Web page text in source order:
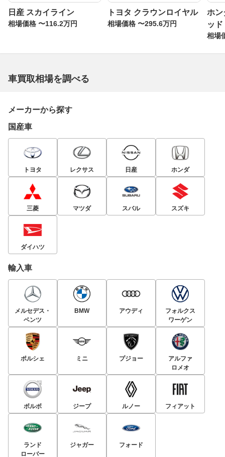
日産 スカイライン
相場価格 〜116.2万円
トヨタ クラウンロイヤル
相場価格 〜295.6万円
ホン
ッド
相場
車買取相場を調べる
メーカーから探す
国産車
トヨタ レクサス 日産 ホンダ
三菱 マツダ スバル スズキ
ダイハツ
輸入車
メルセデス・
ベンツ
BMW アウディ
フォルクス
ワーゲン
ポルシェ ミニ プジョー
アルファ
ロメオ
ボルボ ジープ ルノー フィアット
ランド
ローバー
ジャガー フォード